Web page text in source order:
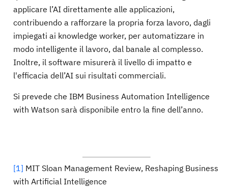
applicare l’AI direttamente alle applicazioni,
contribuendo a rafforzare la propria forza lavoro, dagli
impiegati ai knowledge worker, per automatizzare in
modo intelligente il lavoro, dal banale al complesso.
Inoltre, il software misurerà il livello di impatto e
l'efficacia dell’AI sui risultati commerciali.
Si prevede che IBM Business Automation Intelligence
with Watson sarà disponibile entro la fine dell’anno.
[1] MIT Sloan Management Review, Reshaping Business
with Artificial Intelligence